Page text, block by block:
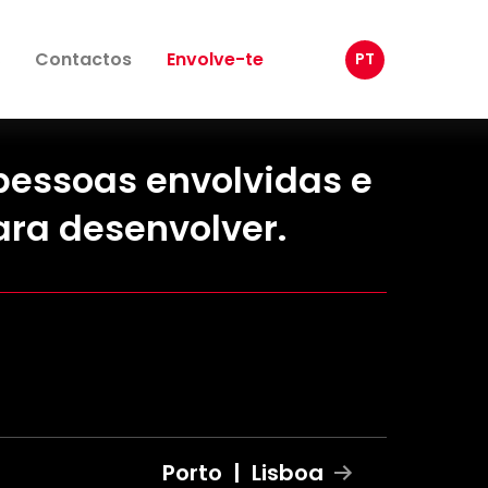
Contactos Envolve-te PT
envolvidas e
desenvolver.
Porto | Lisboa